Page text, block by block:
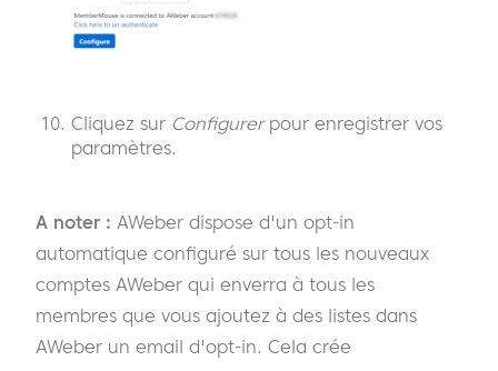
Cliquez sur Configurer pour enregistrer vos
paramètres.
A noter : AWeber dispose d'un opt-in
automatique configuré sur tous les nouveaux
comptes AWeber qui enverra à tous les
membres que vous ajoutez à des listes dans
AWeber un email d'opt-in. Cela crée